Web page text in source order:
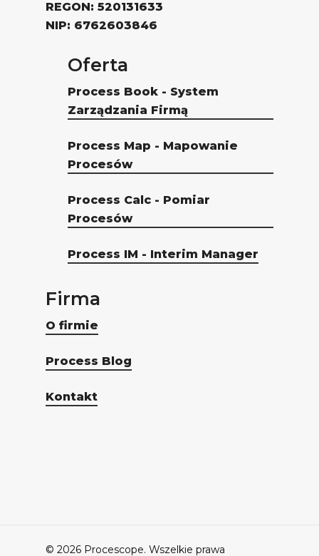
REGON: 520131633
NIP: 6762603846
Oferta
Process Book - System
Zarządzania Firmą
Process Map - Mapowanie
Procesów
Process Calc - Pomiar
Procesów
Process IM - Interim Manager
Firma
O firmie
Process Blog
Kontakt
© 2026 Procescope. Wszelkie prawa